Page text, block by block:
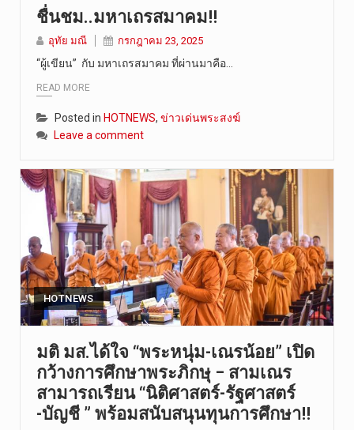
การประกาศใ…
วันที่ 8 ส…
ชื่นชม..มหาเถรสมาคม!!
อุทัย มณี กรกฎาคม 23, 2025
“ผู้เขียน” กับ มหาเถรสมาคม ที่ผ่านมาคือ…
READ MORE
Posted in HOTNEWS, ข่าวเด่นพระสงฆ์
Leave a comment
HOTNEWS
มติ มส.ได้ใจ “พระหนุ่ม-เณรน้อย” เปิด
กว้างการศึกษาพระภิกษุ – สามเณร
สามารถเรียน “นิติศาสตร์-รัฐศาสตร์
-บัญชี ” พร้อมสนับสนุนทุนการศึกษา!!